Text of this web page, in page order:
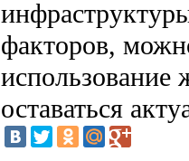
факторов,
использование
оставаться